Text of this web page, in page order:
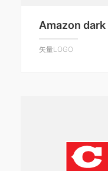
Amazon dark
矢量LOGO